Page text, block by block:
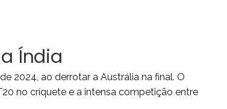
Índia
2024, ao derrotar a Austrália na final. O
no críquete e a intensa competição entre